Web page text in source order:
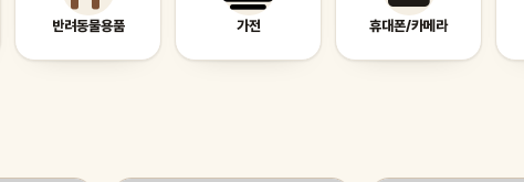
반려동물용품 가전 휴대폰/카메라